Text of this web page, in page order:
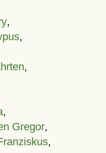
,
,
,
,
Gregor,
,